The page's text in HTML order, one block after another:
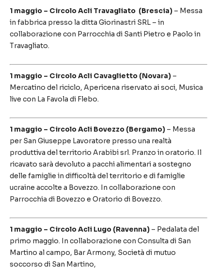
1 maggio – Circolo Acli Travagliato (Brescia) – Messa
in fabbrica presso la ditta Giorinastri SRL – in
collaborazione con Parrocchia di Santi Pietro e Paolo in
Travagliato.
1 maggio – Circolo Acli Cavaglietto (Novara) –
Mercatino del riciclo, Apericena riservato ai soci, Musica
live con La Favola di Flebo.
1 maggio – Circolo Acli Bovezzo (Bergamo) – Messa
per San Giuseppe Lavoratore presso una realtà
produttiva del territorio Arabibi srl. Pranzo in oratorio. Il
ricavato sarà devoluto a pacchi alimentari a sostegno
delle famiglie in difficoltà del territorio e di famiglie
ucraine accolte a Bovezzo. In collaborazione con
Parrocchia di Bovezzo e Oratorio di Bovezzo.
1 maggio – Circolo Acli Lugo (Ravenna) – Pedalata del
primo maggio. In collaborazione con Consulta di San
Martino al campo, Bar Armony, Società di mutuo
soccorso di San Martino,